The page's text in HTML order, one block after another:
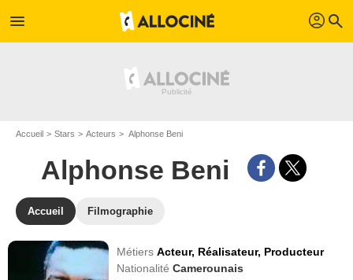
menu profil search
Accueil Stars Acteurs Alphonse Beni
Alphonse Beni
Accueil Filmographie
MétiersActeur, Réalisateur, Producteur
NationalitéCamerounais